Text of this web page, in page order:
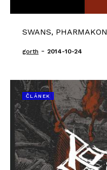
SWANS, PHARMAKON
gorth - 2014-10-24
ČLÁNEK